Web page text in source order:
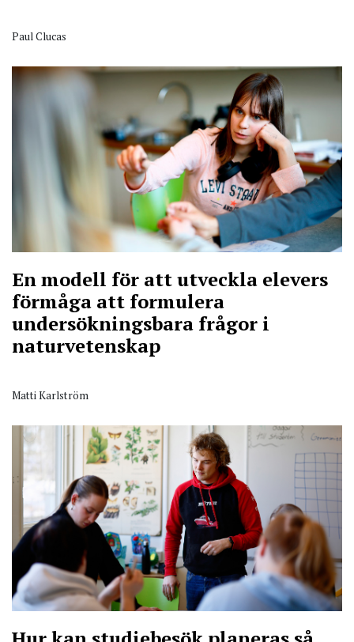
Paul Clucas
En modell för att utveckla elevers
förmåga att formulera
undersökningsbara frågor i
naturvetenskap
Matti Karlström